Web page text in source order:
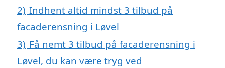
2) Indhent altid mindst 3 tilbud på
facaderensning i Løvel
3) Få nemt 3 tilbud på facaderensning i
Løvel, du kan være tryg ved